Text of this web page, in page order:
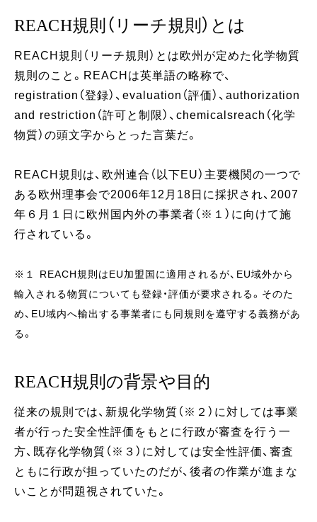
REACH規則（リーチ規則）とは
REACH規則（リーチ規則）とは欧州が定めた化学物質
規則のこと。REACHは英単語の略称で、
registration（登録）、evaluation（評価）、authorization
and restriction（許可と制限）、chemicalsreach（化学
物質）の頭文字からとった言葉だ。
REACH規則は、欧州連合（以下EU）主要機関の一つで
ある欧州理事会で2006年12月18日に採択され、2007
年６月１日に欧州国内外の事業者（※１）に向けて施
行されている。
※１ REACH規則はEU加盟国に適用されるが、EU域外から
輸入される物質についても登録・評価が要求される。そのた
め、EU域内へ輸出する事業者にも同規則を遵守する義務があ
る。
REACH規則の背景や目的
従来の規則では、新規化学物質（※２）に対しては事業
者が行った安全性評価をもとに行政が審査を行う一
方、既存化学物質（※３）に対しては安全性評価、審査
ともに行政が担っていたのだが、後者の作業が進まな
いことが問題視されていた。